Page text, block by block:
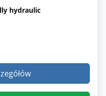
hydraulic